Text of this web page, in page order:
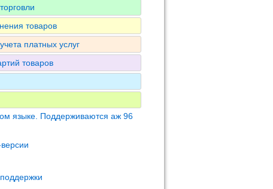
товаров
платных услуг
товаров
языке. Поддерживаются аж 96